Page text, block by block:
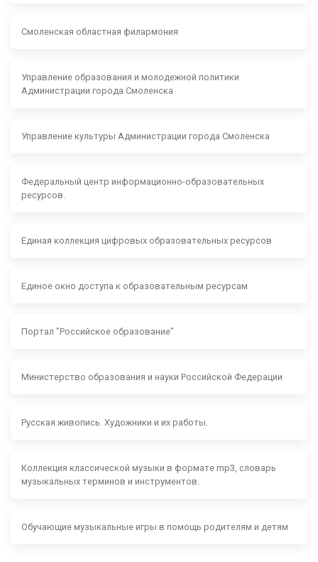
Смоленская областная филармония
Управление образования и молодежной политики
Администрации города Смоленска
Управление культуры Администрации города Смоленска
Федеральный центр информационно-образовательных
ресурсов.
Единая коллекция цифровых образовательных ресурсов
Единое окно доступа к образовательным ресурсам
Портал "Российское образование"
Министерство образования и науки Российской Федерации
Русская живопись. Художники и их работы.
Коллекция классической музыки в формате mp3, словарь
музыкальных терминов и инструментов.
Обучающие музыкальные игры в помощь родителям и детям